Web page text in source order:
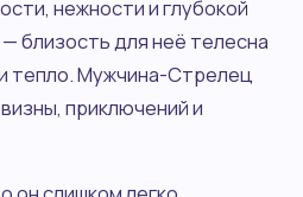
нежности и глубокой
близость для неё телесна
тепло. Мужчина-Стрелец
приключений и